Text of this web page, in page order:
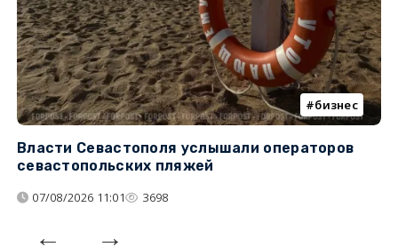
бизнес
Власти Севастополя услышали операторов
севастопольских пляжей
07/08/2026 11:01 3698